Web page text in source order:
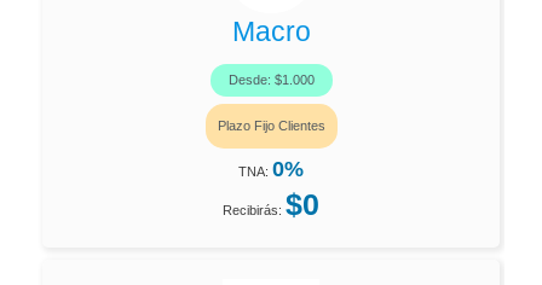
Macro
Desde: $1.000
Plazo Fijo Clientes
TNA: 0%
Recibirás: $0